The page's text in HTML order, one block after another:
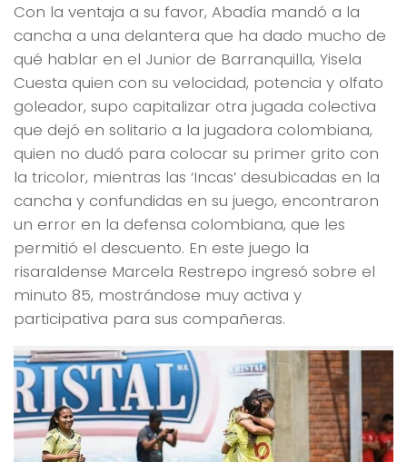
Con la ventaja a su favor, Abadía mandó a la
cancha a una delantera que ha dado mucho de
qué hablar en el Junior de Barranquilla, Yisela
Cuesta quien con su velocidad, potencia y olfato
goleador, supo capitalizar otra jugada colectiva
que dejó en solitario a la jugadora colombiana,
quien no dudó para colocar su primer grito con
la tricolor, mientras las ‘Incas’ desubicadas en la
cancha y confundidas en su juego, encontraron
un error en la defensa colombiana, que les
permitió el descuento. En este juego la
risaraldense Marcela Restrepo ingresó sobre el
minuto 85, mostrándose muy activa y
participativa para sus compañeras.